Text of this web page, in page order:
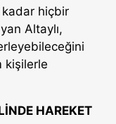
kadar hiçbir
Altaylı,
kişilerle
HAREKET